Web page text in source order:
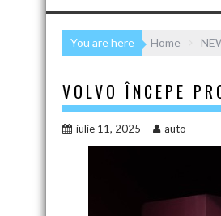
You are here Home
VOLVO ÎNCEPE
iulie 11, 2025 auto